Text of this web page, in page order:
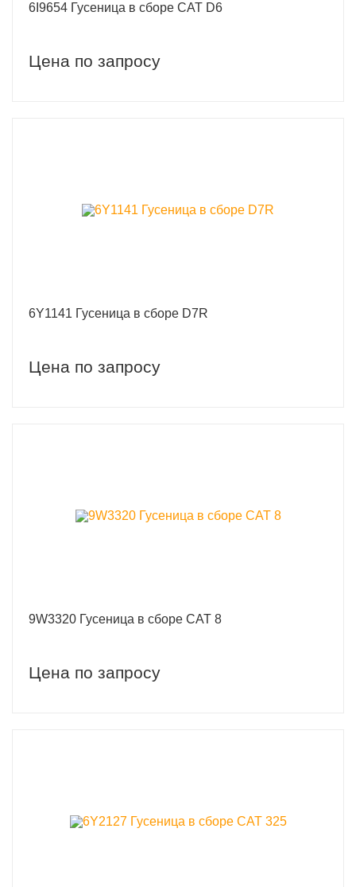
6I9654 Гусеница в сборе CAT D6
Цена по запросу
6Y1141 Гусеница в сборе D7R
Цена по запросу
9W3320 Гусеница в сборе CAT 8
Цена по запросу